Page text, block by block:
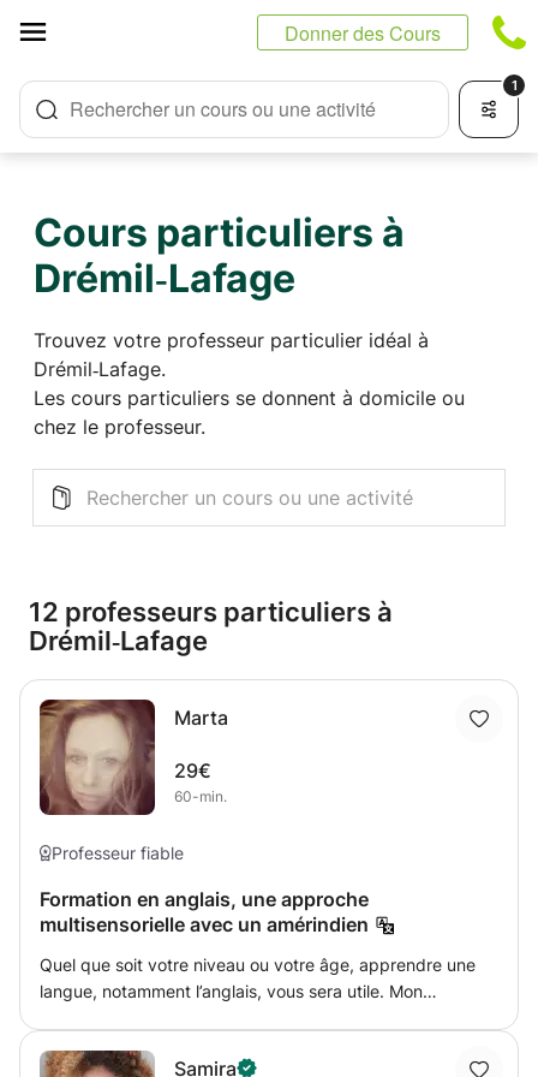
Donner des Cours
Rechercher un cours ou une activité
1
Cours particuliers à
Drémil‑Lafage
Trouvez votre professeur particulier idéal à
Drémil‑Lafage.
Les cours particuliers se donnent à domicile ou
chez le professeur.
12 professeurs particuliers à
Drémil‑Lafage
Marta
29€
60-min.
Professeur fiable
Formation en anglais, une approche
multisensorielle avec un amérindien
Quel que soit votre niveau ou votre âge, apprendre une
langue, notamment l’anglais, vous sera utile. Mon
amélioration, dépendra de votre implication. Vos efforts et
Samira